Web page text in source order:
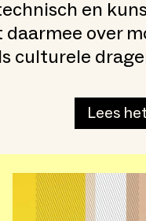
en
over
culturele
Lees